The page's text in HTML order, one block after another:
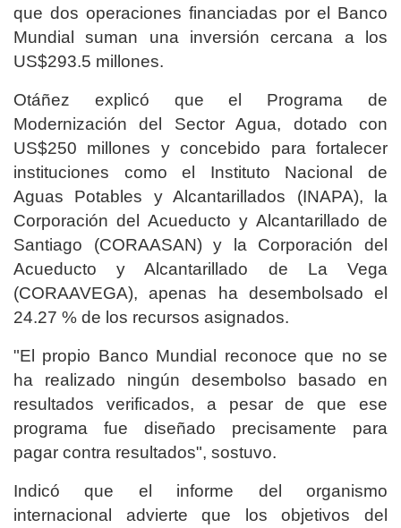
que dos operaciones financiadas por el Banco
Mundial suman una inversión cercana a los
US$293.5 millones.
Otáñez explicó que el Programa de
Modernización del Sector Agua, dotado con
US$250 millones y concebido para fortalecer
instituciones como el Instituto Nacional de
Aguas Potables y Alcantarillados (INAPA), la
Corporación del Acueducto y Alcantarillado de
Santiago (CORAASAN) y la Corporación del
Acueducto y Alcantarillado de La Vega
(CORAAVEGA), apenas ha desembolsado el
24.27 % de los recursos asignados.
"El propio Banco Mundial reconoce que no se
ha realizado ningún desembolso basado en
resultados verificados, a pesar de que ese
programa fue diseñado precisamente para
pagar contra resultados", sostuvo.
Indicó que el informe del organismo
internacional advierte que los objetivos del